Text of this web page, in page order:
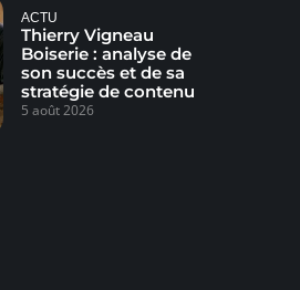
ACTU
Thierry Vigneau
Boiserie : analyse de
son succès et de sa
stratégie de contenu
5 août 2026